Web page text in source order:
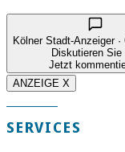
Kölner Stadt-Anzeiger
Diskutieren Sie
Jetzt
ANZEIGE X
SERVICES